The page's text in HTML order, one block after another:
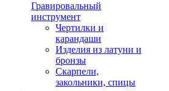
Гравировальный
инструмент
Чертилки и
карандаши
Изделия из латуни и
бронзы
Скарпели,
закольники, спицы